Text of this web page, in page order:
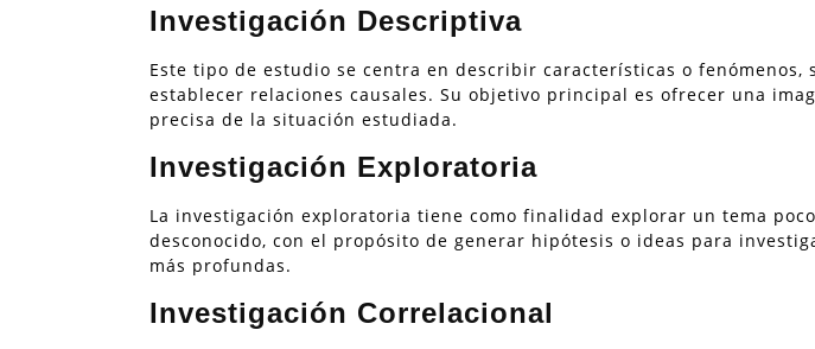
Investigación Descriptiva
Este tipo de estudio se centra en describir características o fenómenos,
establecer relaciones causales. Su objetivo principal es ofrecer una
precisa de la situación estudiada.
Investigación Exploratoria
La investigación exploratoria tiene como finalidad explorar un tema
desconocido, con el propósito de generar hipótesis o ideas para
más profundas.
Investigación Correlacional